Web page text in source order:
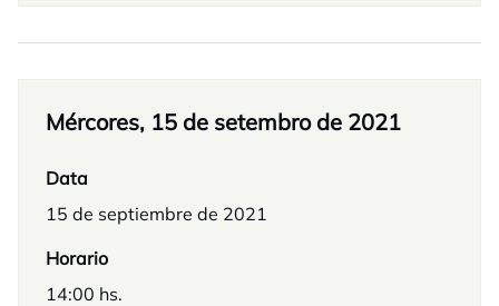
Mércores, 15 de setembro de 2021
Data
15 de septiembre de 2021
Horario
14:00 hs.